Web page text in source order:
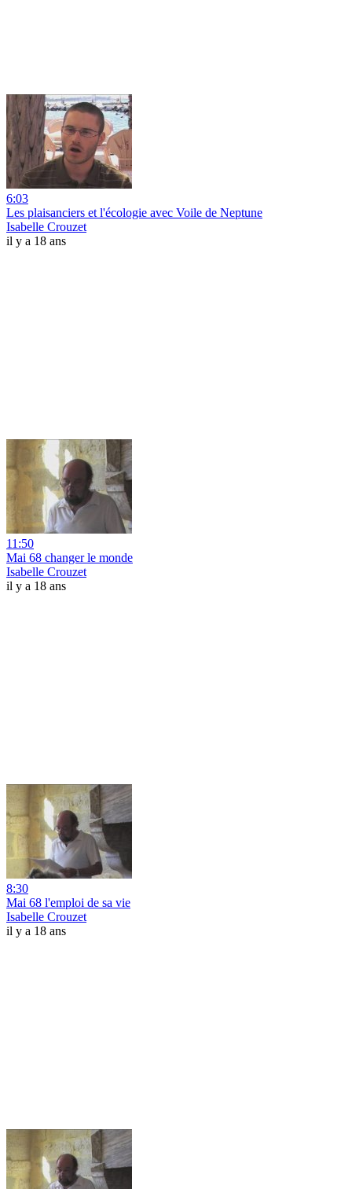
6:03
Les plaisanciers et l'écologie avec Voile de Neptune
Isabelle Crouzet
il y a 18 ans
11:50
Mai 68 changer le monde
Isabelle Crouzet
il y a 18 ans
8:30
Mai 68 l'emploi de sa vie
Isabelle Crouzet
il y a 18 ans